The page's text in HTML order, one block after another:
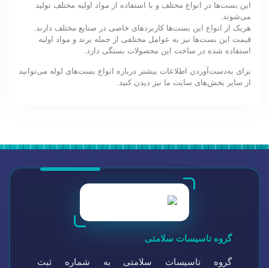
این بست‌ها در انواع مختلف و با استفاده از مواد اولیه مختلف تولید
می‌شوند.
هریک از انواع این بست‌ها کاربردهای خاصی در صنایع مختلف دارند.
قیمت این بست‌ها نیز به عوامل مختلفی از جمله برند و مواد اولیه
استفاده شده در ساخت این محصولات بستگی دارد.
برای به‌دست‌آوردن اطلاعات بیشتر درباره انواع بست‌های لوله می‌توانید
از سایر بخش‌های سایت ما نیز دیدن کنید.
گروه تاسیسات سلامتی
گروه تاسیسات سلامتی به شماره ثبت